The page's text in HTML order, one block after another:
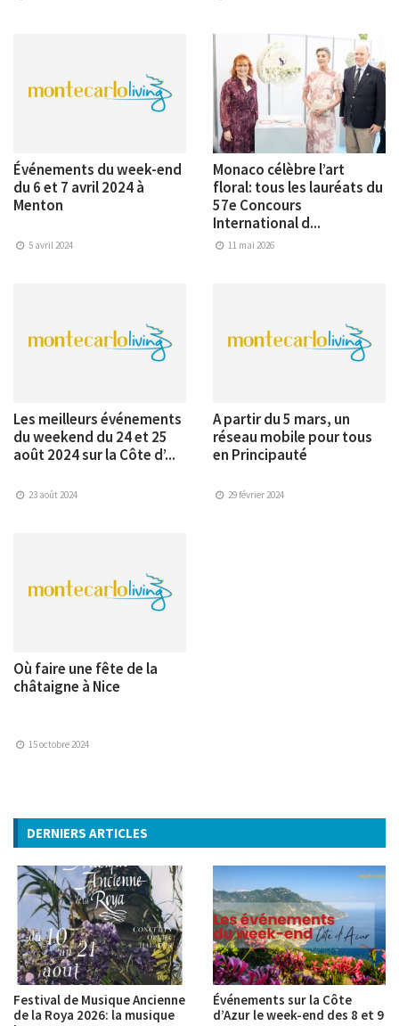
Événements du week-end
du 6 et 7 avril 2024 à
Menton
5 avril 2024
Monaco célèbre l’art
floral: tous les lauréats du
57e Concours
International d...
11 mai 2026
Les meilleurs événements
du weekend du 24 et 25
août 2024 sur la Côte d’...
23 août 2024
A partir du 5 mars, un
réseau mobile pour tous
en Principauté
29 février 2024
Où faire une fête de la
châtaigne à Nice
15 octobre 2024
DERNIERS ARTICLES
Festival de Musique Ancienne
de la Roya 2026: la musique
Événements sur la Côte
d’Azur le week-end des 8 et 9